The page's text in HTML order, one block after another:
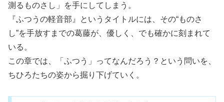
測るものさし」を手にしてしまう。
『ふつうの軽音部』というタイトルには、その“ものさ
し”を手放すまでの葛藤が、優しく、でも確かに刻まれて
いる。
この章では、「ふつう」ってなんだろう？という問いを、
ちひろたちの姿から掘り下げていく。